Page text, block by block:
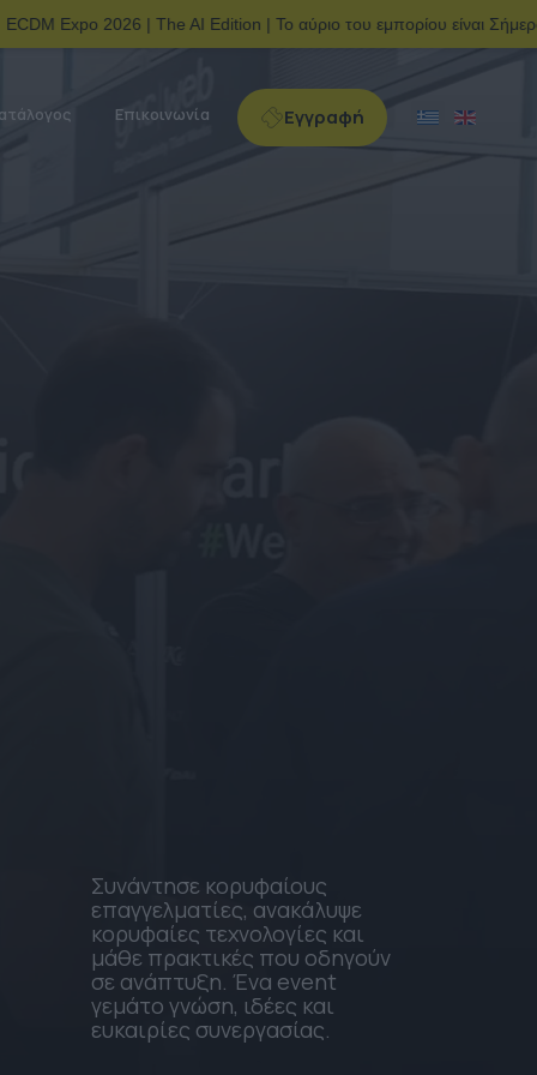
| The AI Edition | Το αύριο του εμπορίου είναι Σήμερα! Νέος
Επικοινωνία Εγγραφή Επιλέξτε τη
Συνάντησε κορυφαίους
επαγγελματίες, ανακάλυψε
κορυφαίες τεχνολογίες και
μάθε πρακτικές που οδηγούν
σε ανάπτυξη. Ένα event
γεμάτο γνώση, ιδέες και
ευκαιρίες συνεργασίας.